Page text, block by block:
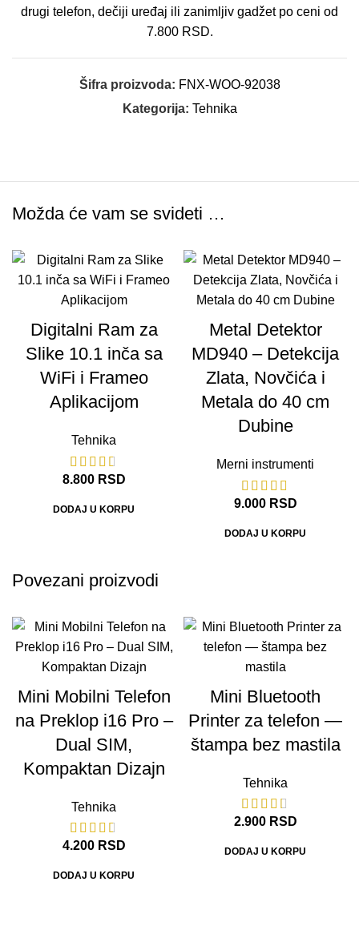
drugi telefon, dečiji uređaj ili zanimljiv gadžet po ceni od
7.800 RSD.
Šifra proizvoda: FNX-WOO-92038
Kategorija: Tehnika
Možda će vam se svideti …
Digitalni Ram za
Slike 10.1 inča sa
WiFi i Frameo
Aplikacijom
Tehnika
8.800 RSD
DODAJ U KORPU
Metal Detektor
MD940 – Detekcija
Zlata, Novčića i
Metala do 40 cm
Dubine
Merni instrumenti
9.000 RSD
DODAJ U KORPU
Povezani proizvodi
Mini Mobilni Telefon
na Preklop i16 Pro –
Dual SIM,
Kompaktan Dizajn
Tehnika
4.200 RSD
DODAJ U KORPU
Mini Bluetooth
Printer za telefon —
štampa bez mastila
Tehnika
2.900 RSD
DODAJ U KORPU